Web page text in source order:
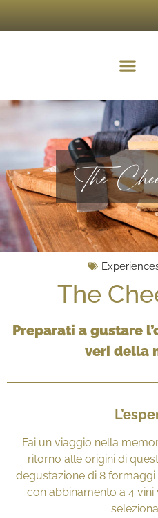
The
The
Preparati a gustare
veri della
Fai un viaggio nella
ritorno alle origini di
degustazione di 8
con abbinamento a 4